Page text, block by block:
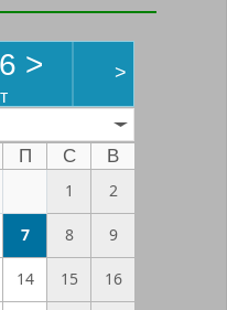
> >
П С
В
1
2
7 8 9
14 15 16